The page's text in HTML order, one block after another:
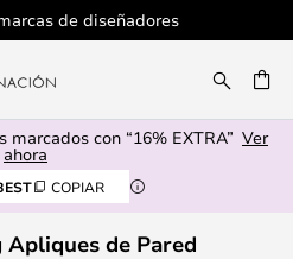
de diseñadores
marcados con “16% EXTRA” Ver
ahora
COPIAR
de Pared